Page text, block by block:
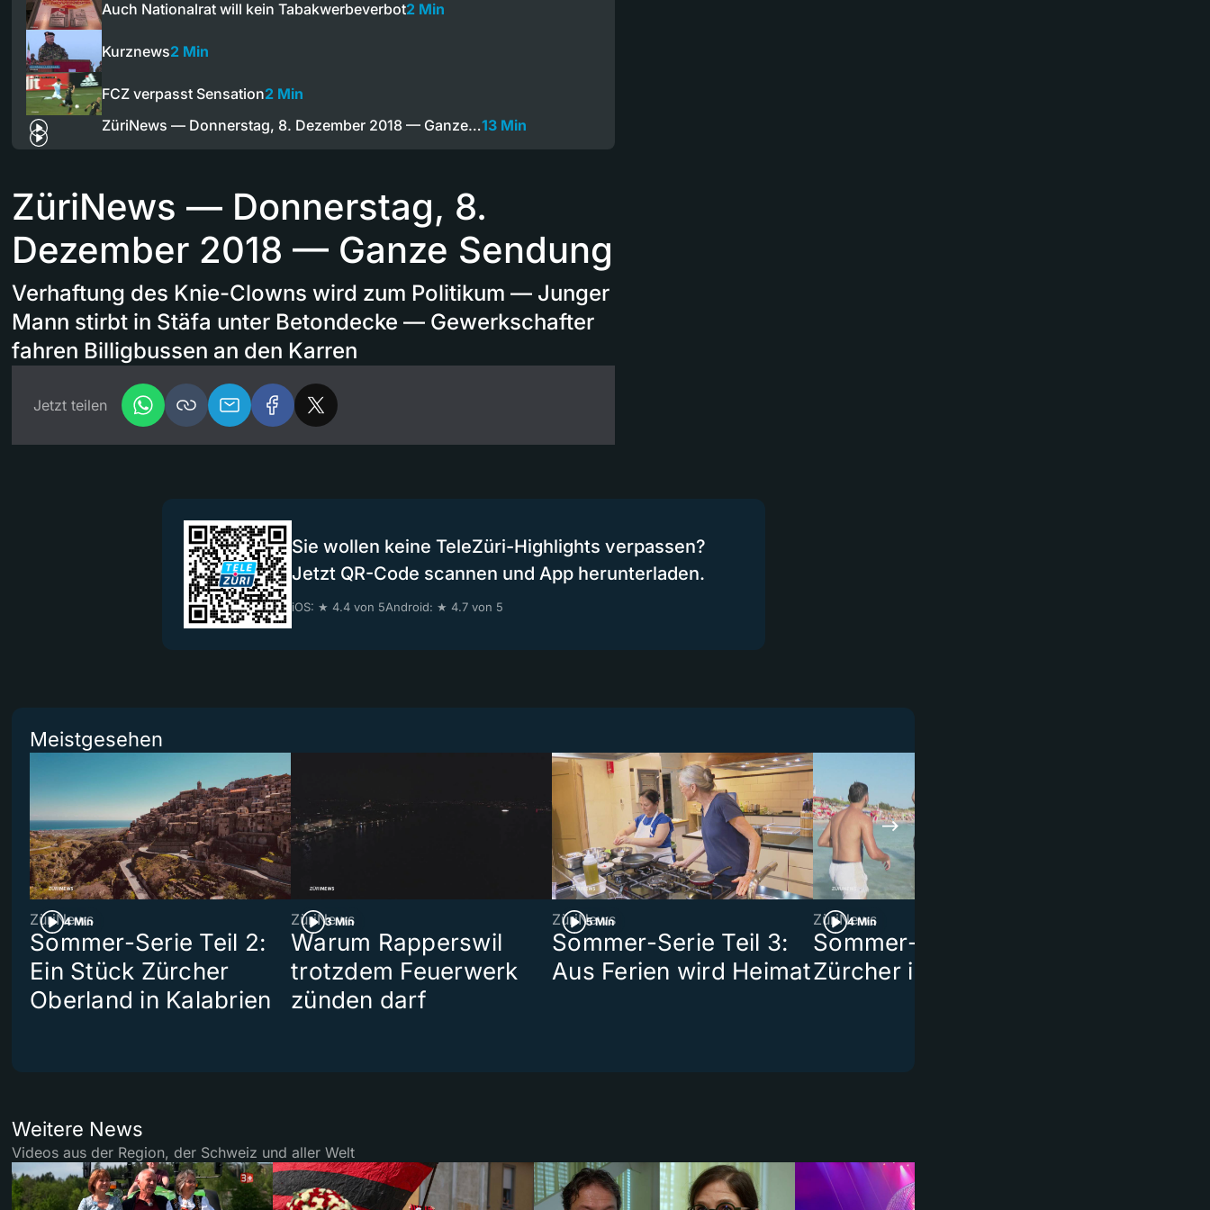
Auch Nationalrat will kein Tabakwerbeverbot2 Min
Kurznews2 Min
FCZ verpasst Sensation2 Min
ZüriNews — Donnerstag, 8. Dezember 2018 — Ganze…13 Min
ZüriNews — Donnerstag, 8.
Dezember 2018 — Ganze Sendung
Verhaftung des Knie-Clowns wird zum Politikum — Junger
Mann stirbt in Stäfa unter Betondecke — Gewerkschafter
fahren Billigbussen an den Karren
Jetzt teilen
Sie wollen keine TeleZüri-Highlights verpassen?
Jetzt QR-Code scannen und App herunterladen.
iOS: ★ 4.4 von 5Android: ★ 4.7 von 5
Meistgesehen
4 Min
ZüriNews
Sommer-Serie Teil 2:
Ein Stück Zürcher
Oberland in Kalabrien
3 Min
ZüriNews
Warum Rapperswil
trotzdem Feuerwerk
zünden darf
5 Min
ZüriNews
Sommer-Serie Teil 3:
Aus Ferien wird Heimat
4 Min
ZüriNews
Sommer-Serie Teil 1:
Zürcher in Italien
Weitere News
Videos aus der Region, der Schweiz und aller Welt